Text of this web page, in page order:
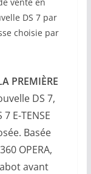
DS 7 par
choisie par
PREMIÈRE
DS 7,
E-TENSE
Basée
OPERA,
avant